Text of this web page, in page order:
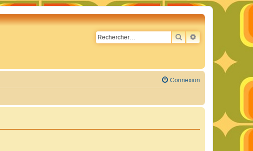
RECHERCHER
RECHERCHE
Connexion